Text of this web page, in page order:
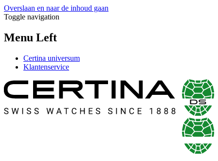
Overslaan en naar de inhoud gaan
Toggle navigation
Menu Left
Certina universum
Klantenservice